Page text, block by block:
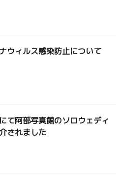
ウィルス感染防止について
て阿部写真館のソロウェディ
されました